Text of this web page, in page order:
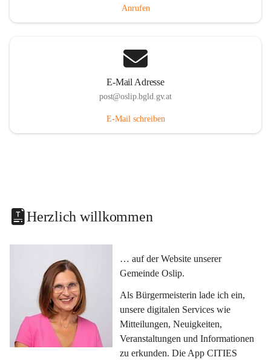
Anrufen
E-Mail Adresse
post@oslip.bgld.gv.at
E-Mail schreiben
Herzlich willkommen
… auf der Website unserer
Gemeinde Oslip.
Als Bürgermeisterin lade ich ein,
unsere digitalen Services wie
Mitteilungen, Neuigkeiten,
Veranstaltungen und Informationen
zu erkunden. Die App CITIES